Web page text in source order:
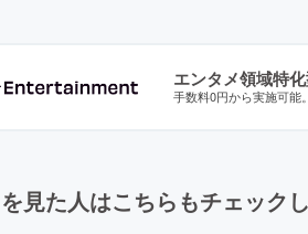
エンタメ領域特
手数料0円から実施可能
見た人はこちらもチェック